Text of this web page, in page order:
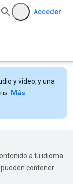
Acceder
y video, y una
Más
a tu idioma
contener